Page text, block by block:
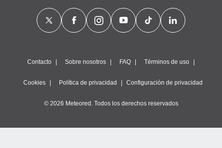
Contacto Sobre nosotros FAQ Términos de uso
Cookies Política de privacidad Configuración de privacidad
© 2026 Meteored. Todos los derechos reservados